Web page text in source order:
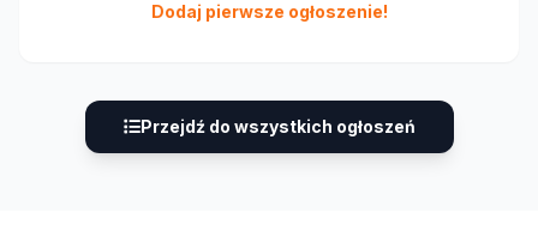
Dodaj pierwsze ogłoszenie!
Przejdź do wszystkich ogłoszeń